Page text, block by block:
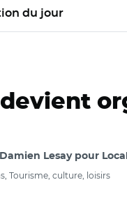
du jour
Lesay pour
Tourisme, culture, loisirs